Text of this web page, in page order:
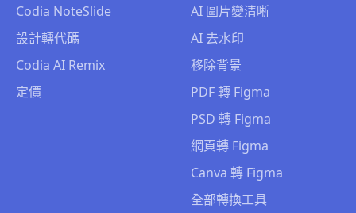
Codia NoteSlide
設計轉代碼
Codia AI Remix
定價
AI 圖片變清晰
AI 去水印
移除背景
PDF 轉 Figma
PSD 轉 Figma
網頁轉 Figma
Canva 轉 Figma
全部轉換工具